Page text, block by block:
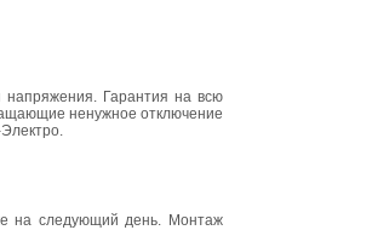
напряжения. Гарантия на всю
ненужное отключение
на следующий день. Монтаж